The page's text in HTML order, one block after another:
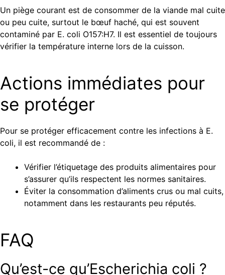
Un piège courant est de consommer de la viande mal cuite
ou peu cuite, surtout le bœuf haché, qui est souvent
contaminé par E. coli O157:H7. Il est essentiel de toujours
vérifier la température interne lors de la cuisson.
Actions immédiates pour
se protéger
Pour se protéger efficacement contre les infections à E.
coli, il est recommandé de :
Vérifier l’étiquetage des produits alimentaires pour
s’assurer qu’ils respectent les normes sanitaires.
Éviter la consommation d’aliments crus ou mal cuits,
notamment dans les restaurants peu réputés.
FAQ
Qu’est-ce qu’Escherichia coli ?